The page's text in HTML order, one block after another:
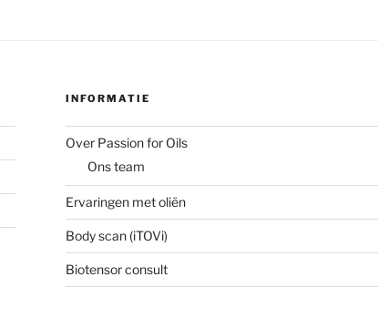
INFORMATIE
Over Passion for Oils
Ons team
Ervaringen met oliën
Body scan (iTOVi)
Biotensor consult